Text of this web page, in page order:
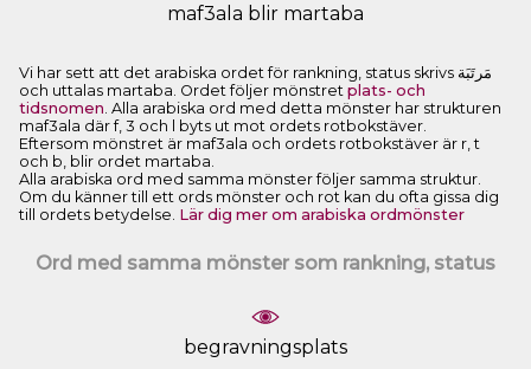
maf3ala blir martaba
Vi har sett att det arabiska ordet för rankning, status skrivs ﻣَﺮﺗَﺒَﺔ
och uttalas martaba. Ordet följer mönstret plats- och
tidsnomen . Alla arabiska ord med detta mönster har strukturen
maf3ala där f, 3 och l byts ut mot ordets rotbokstäver.
Eftersom mönstret är maf3ala och ordets rotbokstäver är r, t
och b, blir ordet martaba.
Alla arabiska ord med samma mönster följer samma struktur.
Om du känner till ett ords mönster och rot kan du ofta gissa dig
till ordets betydelse. Lär dig mer om arabiska ordmönster
Ord med samma mönster som rankning, status
begravningsplats